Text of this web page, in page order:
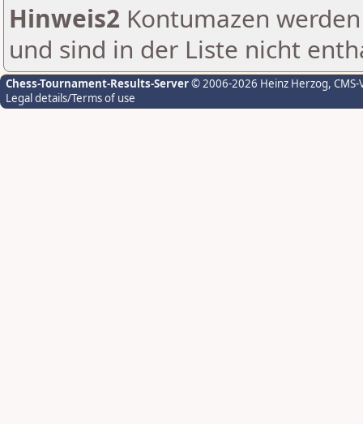
Hinweis2 Kontumazen
und sind in der Liste nicht
Chess-Tournament-Results-Server© 2006-2026 Heinz Herzog,
Legal details/Terms of use